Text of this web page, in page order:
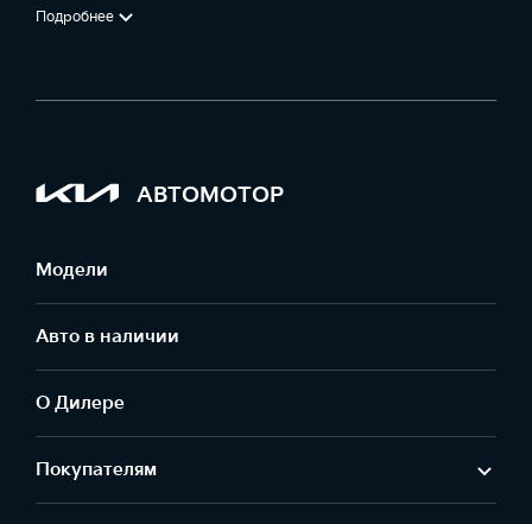
Подробнее
АВТОМОТОР
Модели
Авто в наличии
О Дилере
Покупателям